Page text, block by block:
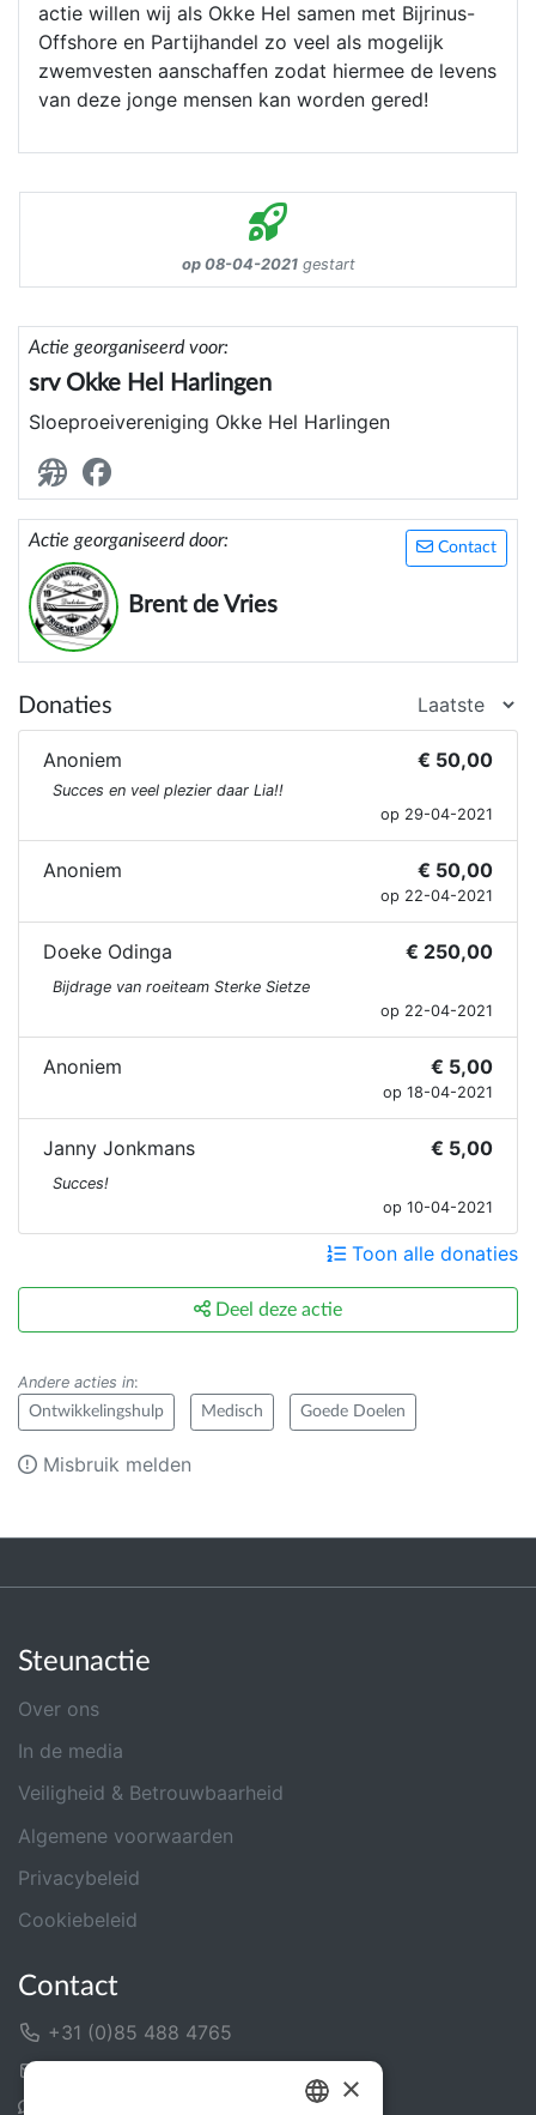
actie willen wij als Okke Hel samen met Bijrinus-
Offshore en Partijhandel zo veel als mogelijk
zwemvesten aanschaffen zodat hiermee de levens
van deze jonge mensen kan worden gered!
op 08-04-2021gestart
Actie georganiseerd voor:
srv Okke Hel Harlingen
Sloeproeivereniging Okke Hel Harlingen
Contact
Actie georganiseerd door:
Brent de Vries
Donaties
Anoniem € 50,00
Succes en veel plezier daar Lia!!
op 29-04-2021
Anoniem € 50,00
op 22-04-2021
Doeke Odinga € 250,00
Bijdrage van roeiteam Sterke Sietze
op 22-04-2021
Anoniem € 5,00
op 18-04-2021
Janny Jonkmans € 5,00
Succes!
op 10-04-2021
Toon alle donaties
Deel deze actie
Andere acties in:
Ontwikkelingshulp Medisch Goede Doelen
Misbruik melden
Steunactie
Over ons
In de media
Veiligheid & Betrouwbaarheid
Algemene voorwaarden
Privacybeleid
Cookiebeleid
Contact
+31 (0)85 488 4765
×